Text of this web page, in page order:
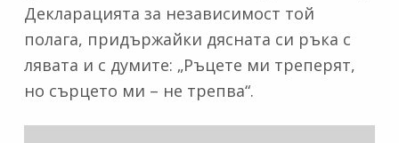
Декларацията за независимост той
полага, придържайки дясната си ръка с
лявата и с думите: „Ръцете ми треперят,
но сърцето ми – не трепва“.